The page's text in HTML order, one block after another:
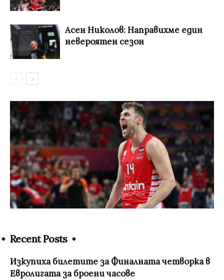
Асен Николов: Направихме един
невероятен сезон
Recent Posts
Изкупиха билетите за Финалната четворка в
Евролигата за броени часове